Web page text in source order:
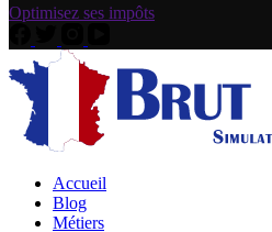
Optimisez ses impôts
Accueil
Blog
Métiers